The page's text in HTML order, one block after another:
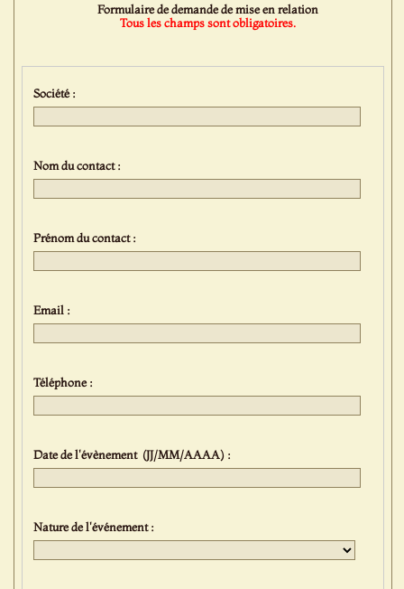
Formulaire de demande de mise en relation
Tous les champs sont obligatoires.
Société :
Nom du contact :
Prénom du contact :
Email :
Téléphone :
Date de l'évènement (JJ/MM/AAAA) :
Nature de l'événement :